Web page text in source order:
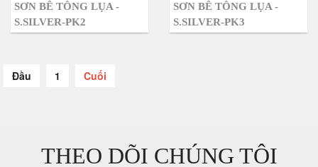
SƠN BÊ TÔNG LỤA -
S.SILVER-PK2
SƠN BÊ TÔNG LỤA -
S.SILVER-PK3
Đầu 1 Cuối
THEO DÕI CHÚNG TÔI